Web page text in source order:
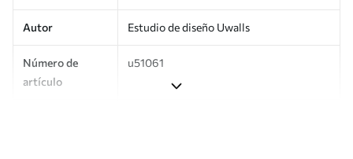
Autor Estudio de diseño Uwalls
Número de
artículo
u51061